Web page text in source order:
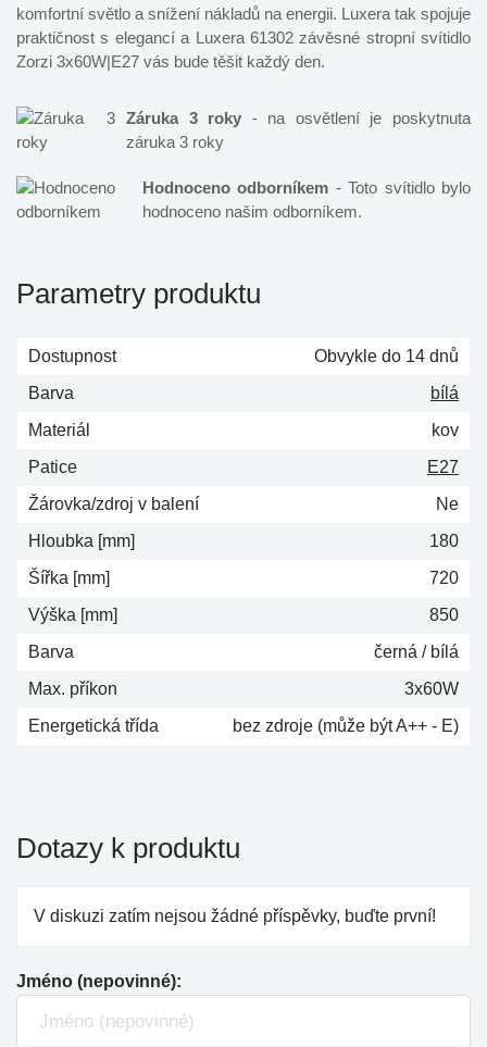
komfortní světlo a snížení nákladů na energii. Luxera tak spojuje
praktičnost s elegancí a Luxera 61302 závěsné stropní svítidlo
Zorzi 3x60W|E27 vás bude těšit každý den.
Záruka 3 roky - na osvětlení je poskytnuta
záruka 3 roky
Hodnoceno odborníkem - Toto svítidlo bylo
hodnoceno našim odborníkem.
Parametry produktu
Dostupnost
Obvykle do 14 dnů
Barva
bílá
Materiál
kov
Patice
E27
Žárovka/zdroj v balení
Ne
Hloubka [mm]
180
Šířka [mm]
720
Výška [mm]
850
Barva
černá / bílá
Max. příkon
3x60W
Energetická třída
bez zdroje (může být A++ - E)
Dotazy k produktu
V diskuzi zatím nejsou žádné příspěvky, buďte první!
Jméno (nepovinné):